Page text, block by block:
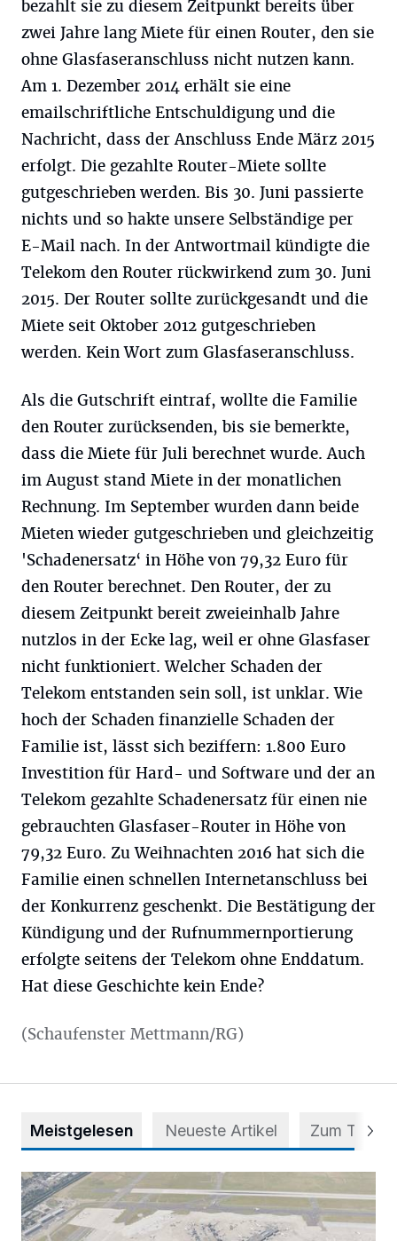
bezahlt sie zu diesem Zeitpunkt bereits über
zwei Jahre lang Miete für einen Router, den sie
ohne Glasfaseranschluss nicht nutzen kann.
Am 1. Dezember 2014 erhält sie eine
emailschriftliche Entschuldigung und die
Nachricht, dass der Anschluss Ende März 2015
erfolgt. Die gezahlte Router-Miete sollte
gutgeschrieben werden. Bis 30. Juni passierte
nichts und so hakte unsere Selbständige per
E-Mail nach. In der Antwortmail kündigte die
Telekom den Router rückwirkend zum 30. Juni
2015. Der Router sollte zurückgesandt und die
Miete seit Oktober 2012 gutgeschrieben
werden. Kein Wort zum Glasfaseranschluss.
Als die Gutschrift eintraf, wollte die Familie
den Router zurücksenden, bis sie bemerkte,
dass die Miete für Juli berechnet wurde. Auch
im August stand Miete in der monatlichen
Rechnung. Im September wurden dann beide
Mieten wieder gutgeschrieben und gleichzeitig
'Schadenersatz‘ in Höhe von 79,32 Euro für
den Router berechnet. Den Router, der zu
diesem Zeitpunkt bereit zweieinhalb Jahre
nutzlos in der Ecke lag, weil er ohne Glasfaser
nicht funktioniert. Welcher Schaden der
Telekom entstanden sein soll, ist unklar. Wie
hoch der Schaden finanzielle Schaden der
Familie ist, lässt sich beziffern: 1.800 Euro
Investition für Hard- und Software und der an
Telekom gezahlte Schadenersatz für einen nie
gebrauchten Glasfaser-Router in Höhe von
79,32 Euro. Zu Weihnachten 2016 hat sich die
Familie einen schnellen Internetanschluss bei
der Konkurrenz geschenkt. Die Bestätigung der
Kündigung und der Rufnummernportierung
erfolgte seitens der Telekom ohne Enddatum.
Hat diese Geschichte kein Ende?
(Schaufenster Mettmann/RG)
Meistgelesen Neueste Artikel Zum Thema
Vorsicht bei dubiosen „Park & Fly“-Anbietern